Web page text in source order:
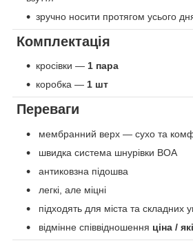
зручно носити протягом усього
Комплектація
кросівки — 1 пара
коробка — 1 шт
Переваги
мембранний верх — сухо та
швидка система шнурівки BOA
антиковзна підошва
легкі, але міцні
підходять для міста та складних
відмінне співвідношення ціна /